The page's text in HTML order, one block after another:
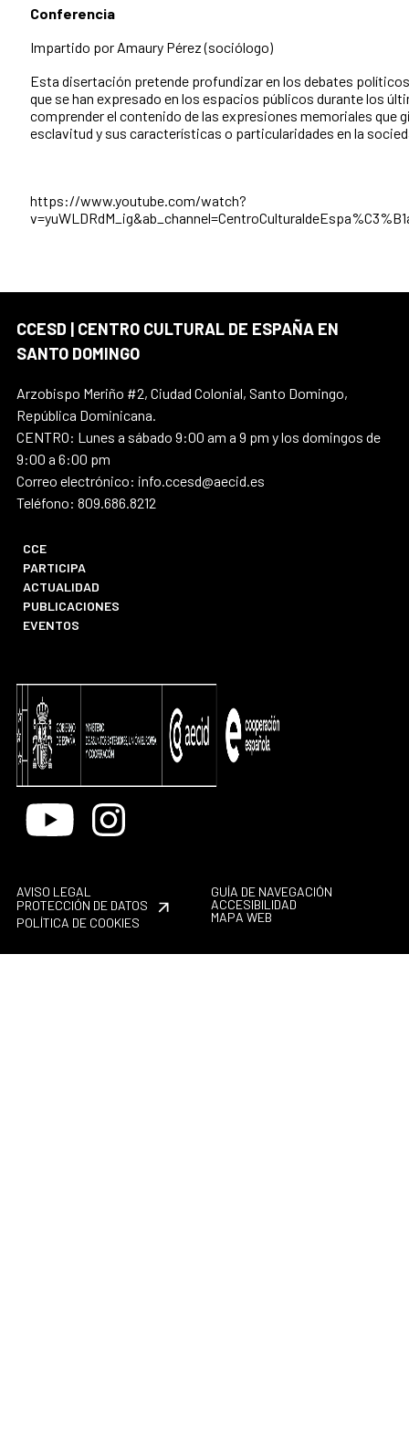
Conferencia
Impartido por Amaury Pérez (sociólogo)
Esta disertación pretende profundizar en los debates
que se han expresado en los espacios públicos durante los
comprender el contenido de las expresiones memoriales que
esclavitud y sus características o particularidades en la
https://www.youtube.com/watch?
CCESD | CENTRO CULTURAL DE ESPAÑA EN
SANTO DOMINGO
Arzobispo Meriño #2, Ciudad Colonial, Santo Domingo,
República Dominicana.
CENTRO: Lunes a sábado 9:00 am a 9 pm y los domingos de
9:00 a 6:00 pm
Correo electrónico: info.ccesd@aecid.es
Teléfono: 809.686.8212
CCE
PARTICIPA
ACTUALIDAD
PUBLICACIONES
EVENTOS
Youtube Instagram
AVISO LEGAL
PROTECCIÓN DE DATOS
POLÍTICA DE COOKIES
GUÍA DE NAVEGACIÓN
ACCESIBILIDAD
MAPA WEB